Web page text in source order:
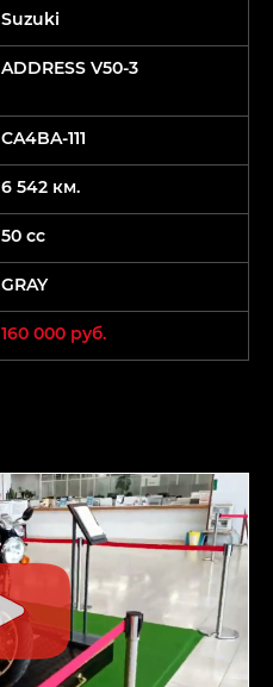
Suzuki
ADDRESS V50-3
CA4BA-111
6 542 км.
50 cc
GRAY
160 000 руб.